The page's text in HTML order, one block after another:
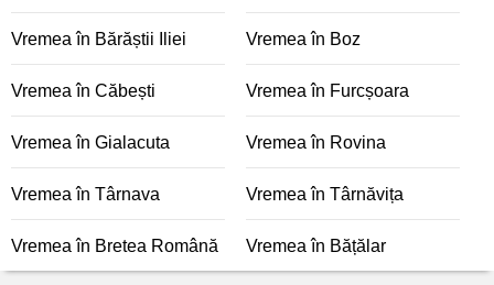
Vremea în Bărăștii Iliei Vremea în Boz
Vremea în Căbești Vremea în Furcșoara
Vremea în Gialacuta Vremea în Rovina
Vremea în Târnava Vremea în Târnăvița
Vremea în Bretea Română Vremea în Bățălar